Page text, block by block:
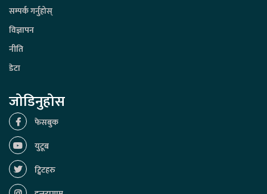
सम्पर्क गर्नुहोस्
विज्ञापन
नीति
डेटा
जोडिनुहोस
फेसबुक
युटूब
ट्विटहरु